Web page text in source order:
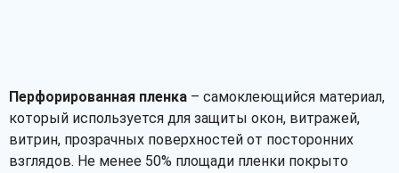
Перфорированная пленка – самоклеющийся материал,
который используется для защиты окон, витражей,
витрин, прозрачных поверхностей от посторонних
взглядов. Не менее 50% площади пленки покрыто